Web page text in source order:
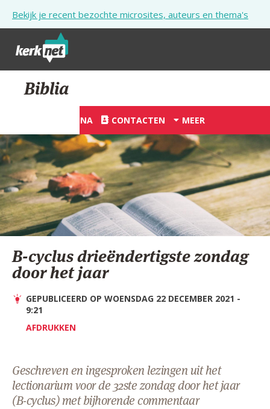
Bekijk je recent bezochte microsites, auteurs en thema's
STARTPAGINA
KERK
VIERINGEN
SHOP
ZOEKEN
HULP
STARTPAGINA PORTAAL
MIJN PAROCHIE
AANMELDEN OF REGISTREREN
Biblia
STARTPAGINA CONTACTEN MEER
B-cyclus drieëndertigste zondag
door het jaar
GEPUBLICEERD OP WOENSDAG 22 DECEMBER 2021 -
9:21
AFDRUKKEN
Geschreven en ingesproken lezingen uit het
lectionarium voor de 32ste zondag door het jaar
(B-cyclus) met bijhorende commentaar